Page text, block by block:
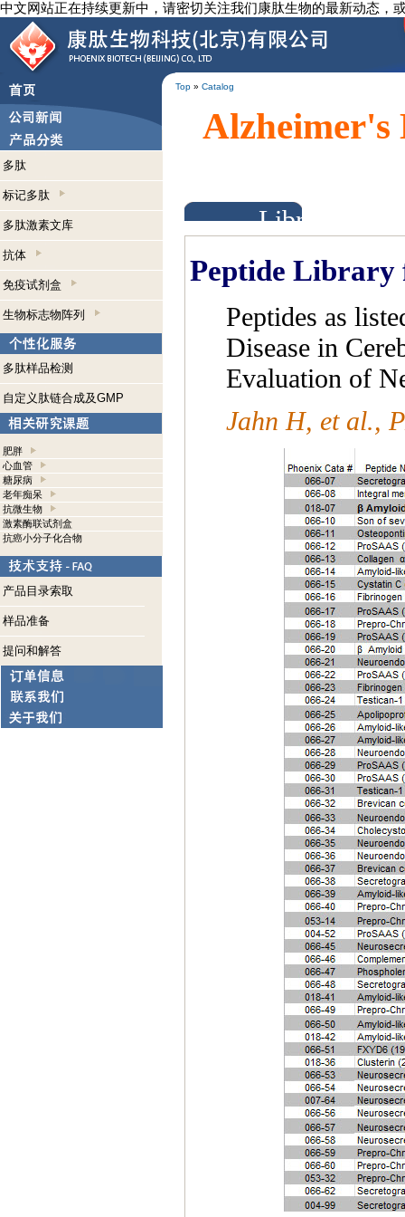
中文网站正在持续更新中，请密切关注我们康肽生物的最新动态，
Top » Catalog
多肽
标记多肽
多肽激素文库
抗体
免疫试剂盒
生物标志物阵列
多肽样品检测
自定义肽链合成及GMP
肥胖
心血管
糖尿病
老年痴呆
抗微生物
激素酶联试剂盒
抗癌小分子化合物
产品目录索取
样品准备
提问和解答
Alzheimer's
Library
Peptide Library
Peptides as
Disease in
Evaluation of
Jahn H, et al.,